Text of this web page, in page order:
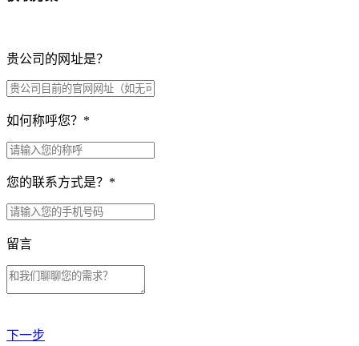
贵公司的网址是？
如何称呼您？ *
您的联系方式是？ *
留言
下一步